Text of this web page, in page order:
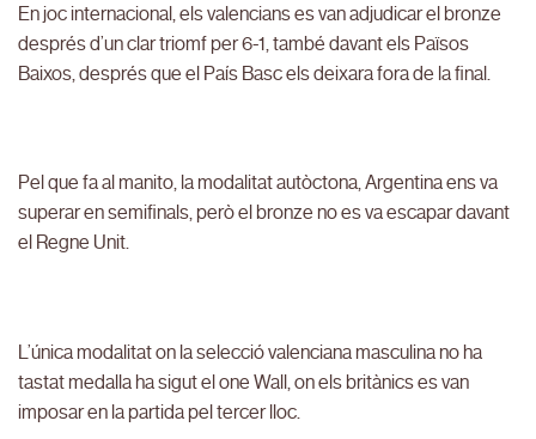
En joc internacional, els valencians es van adjudicar el bronze
després d’un clar triomf per 6-1, també davant els Països
Baixos, després que el País Basc els deixara fora de la final.
Pel que fa al manito, la modalitat autòctona, Argentina ens va
superar en semifinals, però el bronze no es va escapar davant
el Regne Unit.
L’única modalitat on la selecció valenciana masculina no ha
tastat medalla ha sigut el one Wall, on els britànics es van
imposar en la partida pel tercer lloc.